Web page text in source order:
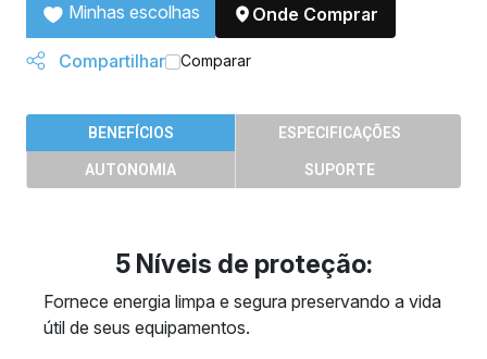
Minhas escolhas Onde Comprar
Compartilhar Comparar
BENEFÍCIOS ESPECIFICAÇÕES
AUTONOMIA SUPORTE
5 Níveis de proteção:
Fornece energia limpa e segura preservando a vida
útil de seus equipamentos.